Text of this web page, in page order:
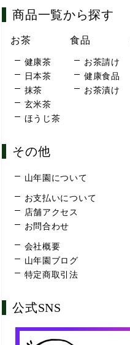
商品一覧から探す
お茶
健康茶
日本茶
抹茶
玄米茶
ほうじ茶
食品
お茶請け
健康食品
お茶漬け
その他
山年園について
お支払いについて
店舗アクセス
お問合わせ
会社概要
山年園ブログ
特定商取引法
公式SNS